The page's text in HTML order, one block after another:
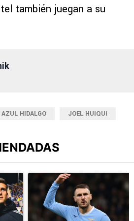
también juegan a su
HIDALGO JOEL HUIQUI
el título "Alineaciones de Cruz Azul
Un artículo de tendencia con